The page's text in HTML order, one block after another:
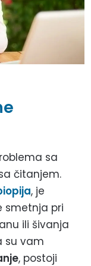
sa
čitanjem.
, je
smetnja pri
ili šivanja
su vam
, postoji